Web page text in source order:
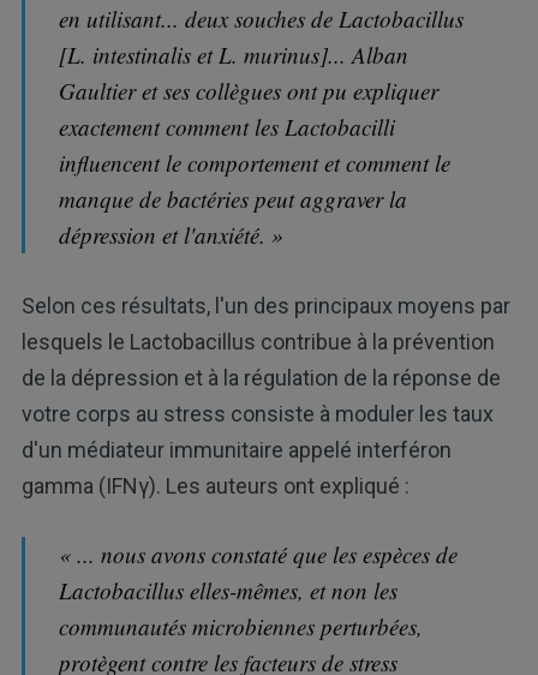
en utilisant... deux souches de Lactobacillus
[L. intestinalis et L. murinus]... Alban
Gaultier et ses collègues ont pu expliquer
exactement comment les Lactobacilli
influencent le comportement et comment le
manque de bactéries peut aggraver la
dépression et l'anxiété. »
Selon ces résultats, l'un des principaux moyens par
lesquels le Lactobacillus contribue à la prévention
de la dépression et à la régulation de la réponse de
votre corps au stress consiste à moduler les taux
d'un médiateur immunitaire appelé interféron
gamma (IFNγ). Les auteurs ont expliqué :
« ... nous avons constaté que les espèces de
Lactobacillus elles-mêmes, et non les
communautés microbiennes perturbées,
protègent contre les facteurs de stress